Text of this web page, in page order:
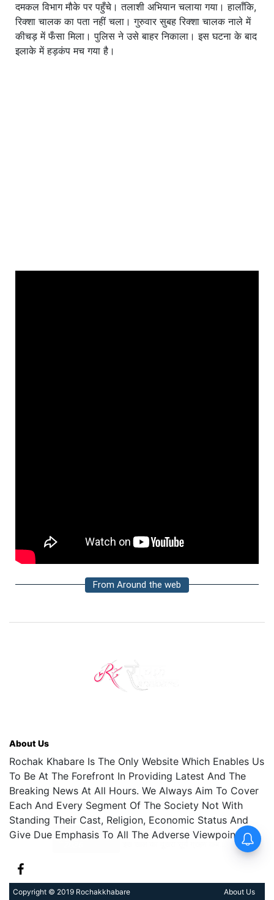
दमकल विभाग मौके पर पहुँचे। तलाशी अभियान चलाया गया। हालाँकि,
रिक्शा चालक का पता नहीं चला। गुरुवार सुबह रिक्शा चालक नाले में
कीचड़ में फँसा मिला। पुलिस ने उसे बाहर निकाला। इस घटना के बाद
इलाके में हड़कंप मच गया है।
From Around the web
About Us
Rochak Khabare Is The Only Website Which Enables Us
To Be At The Forefront In Providing Latest And The
Breaking News At All Hours. We Always Aim To Cover
Each And Every Segment Of The Society Not With
Standing Their Cast, Religion, Economic Status And
Give Due Emphasis To All The Adverse Viewpoints.
Copyright © 2019 Rochakkhabare About Us